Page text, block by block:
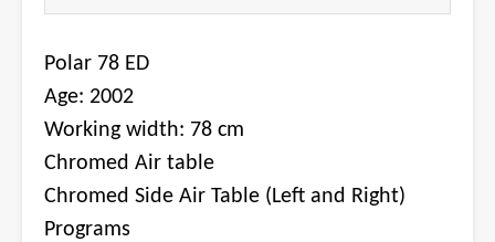
Polar 78 ED
Age: 2002
Working width: 78 cm
Chromed Air table
Chromed Side Air Table (Left and Right)
Programs